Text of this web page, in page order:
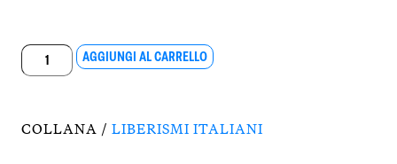
Marco
Minghetti
liberismo
AGGIUNGI AL CARRELLO
COLLANA / LIBERISMI ITALIANI